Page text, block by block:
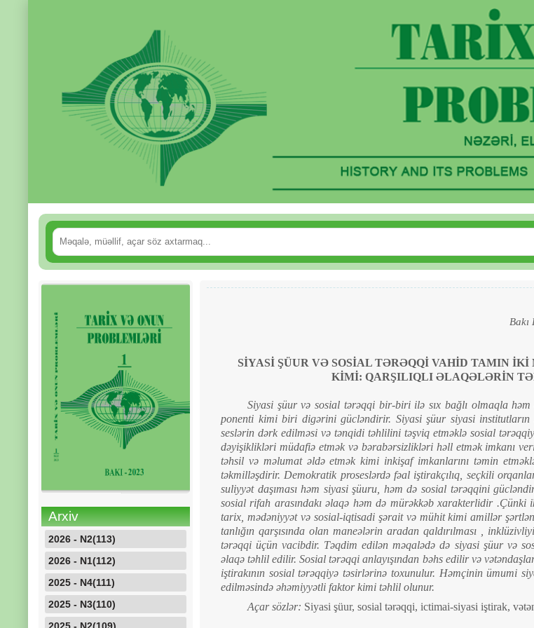
Arxiv
2026 - N2(113)
2026 - N1(112)
2025 - N4(111)
2025 - N3(110)
SİYASİ ŞÜUR VƏ SOSİAL TƏRƏQQİ VAHİD TAMIN İKİ
KİMİ: QARŞILIQLI ƏLAQƏLƏRİN
Siyasi şüur və sosial tərəqqi bir-biri ilə sıx bağlı olmaqla
ponenti kimi biri digərini gücləndirir. Siyasi şüur siyasi
seslərin dərk edilməsi və tənqidi təhlilini təşviq etməklə sosial
dəyişiklikləri müdafiə etmək və bərabərsizlikləri həll etmək imkanı
təhsil və məlumat əldə etmək kimi inkişaf imkanlarını təmin
təkmilləşdirir. Demokratik proseslərdə fəal iştirakçılıq, seçkili
suliyyət daşıması həm siyasi şüuru, həm də sosial tərəqqini
sosial rifah arasındakı əlaqə həm də mürəkkəb xarakterlidir .Çünki
tarix, mədəniyyət və sosial-iqtisadi şərait və mühit kimi amillər
tanlığın qarşısında olan maneələrin aradan qaldırılması ,
tərəqqi üçün vacibdir. Təqdim edilən məqalədə də siyasi şüur və
əlaqə təhlil edilir. Sosial tərəqqi anlayışından bəhs edilir və
iştirakının sosial tərəqqiyə təsirlərinə toxunulur. Həmçinin ümumi
edilməsində əhəmiyyətli faktor kimi təhlil olunur.
Açar sözlər: Siyasi şüur, sosial tərəqqi, ictimai-siyasi iştirak,